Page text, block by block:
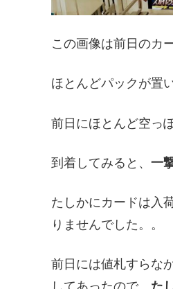
この画像は前日のカ
ほとんどパックが置
前日にほとんど空っ
到着してみると、 一
たしかにカードは入
りませんでした。。
前日には値札すらな